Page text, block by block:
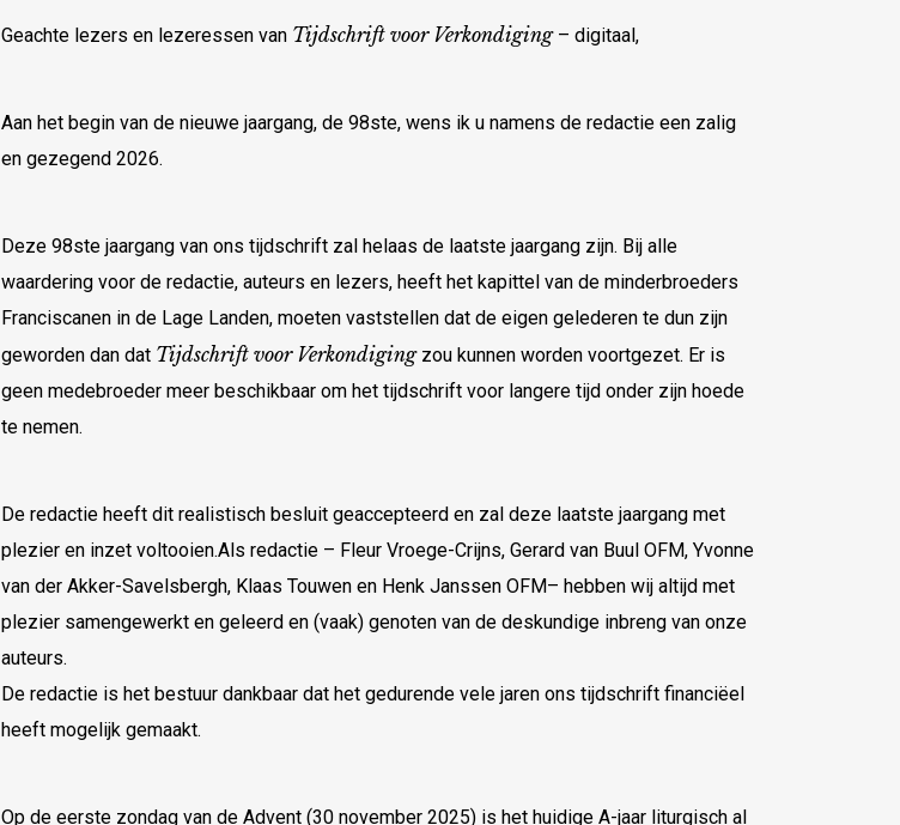
Geachte lezers en lezeressen van Tijdschrift voor Verkondiging– digitaal,
Aan het begin van de nieuwe jaargang, de 98ste, wens ik u namens de redactie een zalig
en gezegend 2026.
Deze 98ste jaargang van ons tijdschrift zal helaas de laatste jaargang zijn. Bij alle
waardering voor de redactie, auteurs en lezers, heeft het kapittel van de minderbroeders
Franciscanen in de Lage Landen, moeten vaststellen dat de eigen gelederen te dun zijn
geworden dan dat Tijdschrift voor Verkondigingzou kunnen worden voortgezet. Er is
geen medebroeder meer beschikbaar om het tijdschrift voor langere tijd onder zijn hoede
te nemen.
De redactie heeft dit realistisch besluit geaccepteerd en zal deze laatste jaargang met
plezier en inzet voltooien.Als redactie – Fleur Vroege-Crijns, Gerard van Buul OFM, Yvonne
van der Akker-Savelsbergh, Klaas Touwen en Henk Janssen OFM– hebben wij altijd met
plezier samengewerkt en geleerd en (vaak) genoten van de deskundige inbreng van onze
auteurs.
De redactie is het bestuur dankbaar dat het gedurende vele jaren ons tijdschrift financiëel
heeft mogelijk gemaakt.
Op de eerste zondag van de Advent (30 november 2025) is het huidige A-jaar liturgisch al